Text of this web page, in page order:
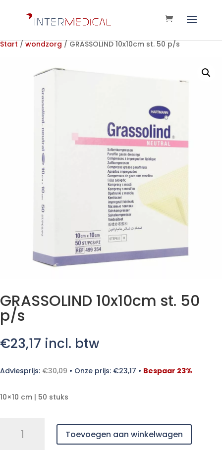
Start / wondzorg / GRASSOLIND 10x10cm st. 50 p/s
GRASSOLIND 10x10cm st. 50
p/s
€23,17 incl. btw
Adviesprijs: €30,09 • Onze prijs: €23,17 • Bespaar 23%
10×10 cm | 50 stuks
10x10cm
Toevoegen aan winkelwagen